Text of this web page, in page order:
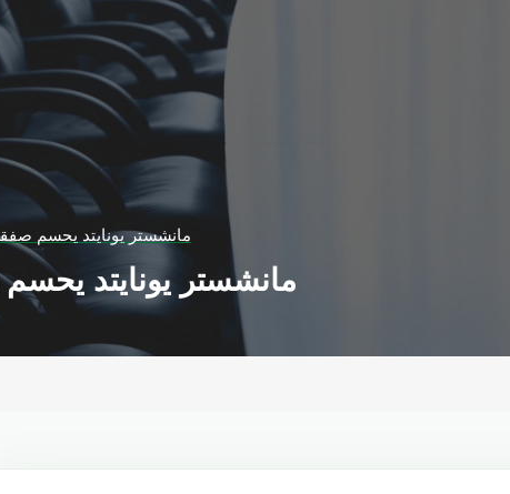
مانشستر يونايتد يحسم
مانشستر يونايتد